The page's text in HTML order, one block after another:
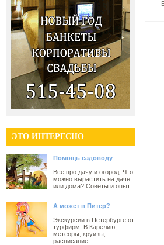
ЭТО ИНТЕРЕСНО
Помощь садоводу
Все про дачу и огород. Что
можно вырастить на даче
или дома? Советы и опыт.
А может в Питер?
Экскурсии в Петербурге от
турфирм. В Карелию,
метеоры, круизы,
расписание.